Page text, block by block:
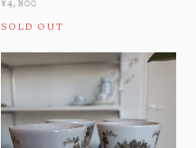
SOLD OUT